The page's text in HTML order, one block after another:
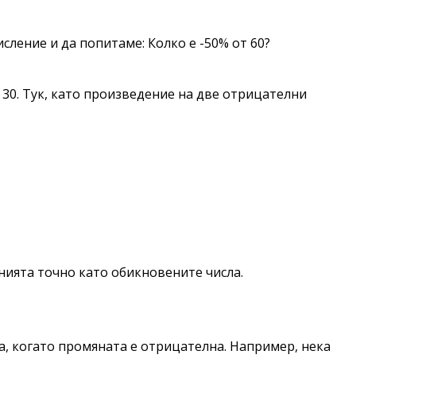
и да попитаме: Колко е -50% от 60?
Тук, като произведение на две отрицателни
точно като обикновените числа.
когато промяната е отрицателна. Например, нека